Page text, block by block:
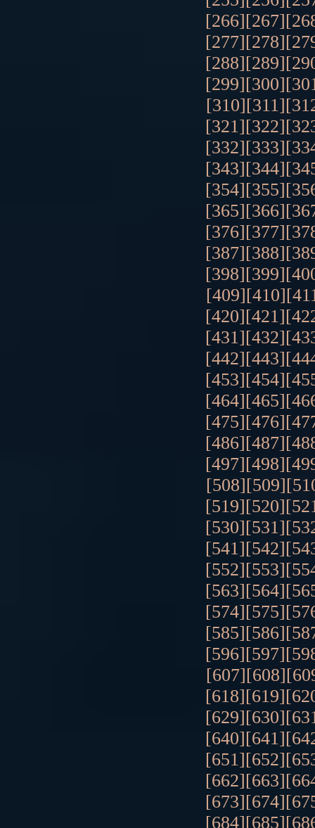
[266][267]
[277][278]
[288][289]
[299][300]
[310][311]
[321][322]
[332][333]
[343][344]
[354][355]
[365][366]
[376][377]
[387][388]
[398][399]
[409][410]
[420][421]
[431][432]
[442][443]
[453][454]
[464][465]
[475][476]
[486][487]
[497][498]
[508][509]
[519][520]
[530][531]
[541][542]
[552][553]
[563][564]
[574][575]
[585][586]
[596][597]
[607][608]
[618][619]
[629][630]
[640][641]
[651][652]
[662][663]
[673][674]
[684][685]